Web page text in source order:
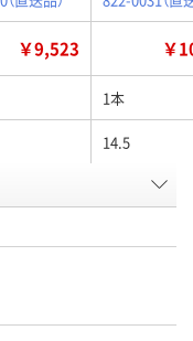
￥9,523 ￥
1本
14.5
EA61123